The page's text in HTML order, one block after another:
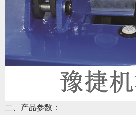
二、产品参数：